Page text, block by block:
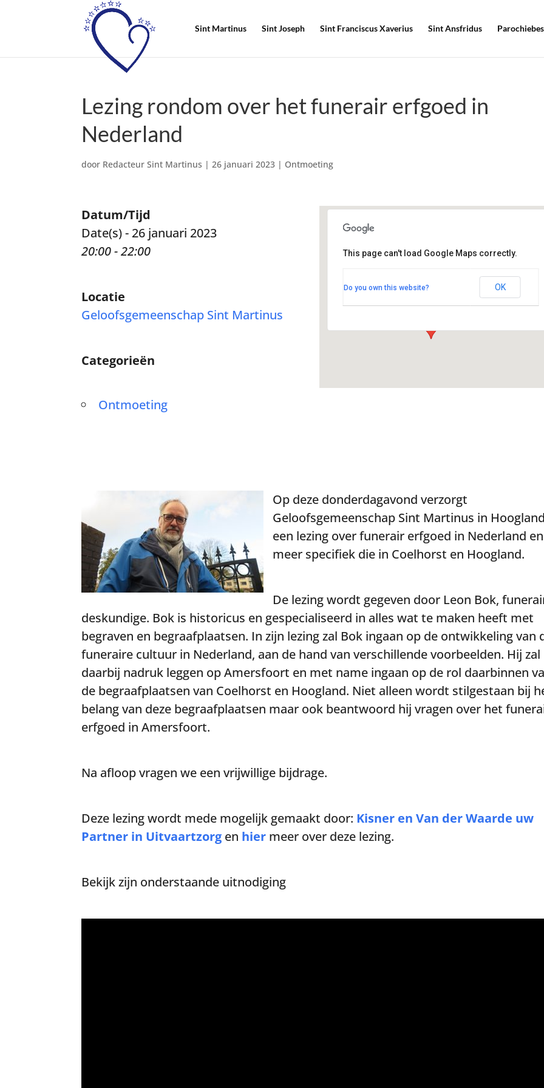
Sint Martinus Sint Joseph Sint Franciscus Xaverius Sint Ansfridus
Lezing rondom over het funerair erfgoed in
Nederland
door Redacteur Sint Martinus |26 januari 2023 | Ontmoeting
Geloofsgemeenschap Sint
Kerklaan 22 - Hoogland
This page can't load Google Maps correctly.
Do you own this website? OK
Datum/Tijd
Date(s) - 26 januari 2023
20:00 - 22:00
Locatie
Geloofsgemeenschap Sint Martinus
Categorieën
Ontmoeting
Op deze donderdagavond verzorgt
Geloofsgemeenschap Sint Martinus in Hoogland
een lezing over funerair erfgoed in Nederland en
meer specifiek die in Coelhorst en Hoogland.
De lezing wordt gegeven door Leon Bok,
deskundige. Bok is historicus en gespecialiseerd in alles wat te maken heeft met
begraven en begraafplaatsen. In zijn lezing zal Bok ingaan op de ontwikkeling van
funeraire cultuur in Nederland, aan de hand van verschillende voorbeelden. Hij zal
daarbij nadruk leggen op Amersfoort en met name ingaan op de rol daarbinnen
de begraafplaatsen van Coelhorst en Hoogland. Niet alleen wordt stilgestaan bij
belang van deze begraafplaatsen maar ook beantwoord hij vragen over het
erfgoed in Amersfoort.
Na afloop vragen we een vrijwillige bijdrage.
Deze lezing wordt mede mogelijk gemaakt door: Kisner en Van der Waarde uw
Partner in Uitvaartzorg en hier meer over deze lezing.
Bekijk zijn onderstaande uitnodiging